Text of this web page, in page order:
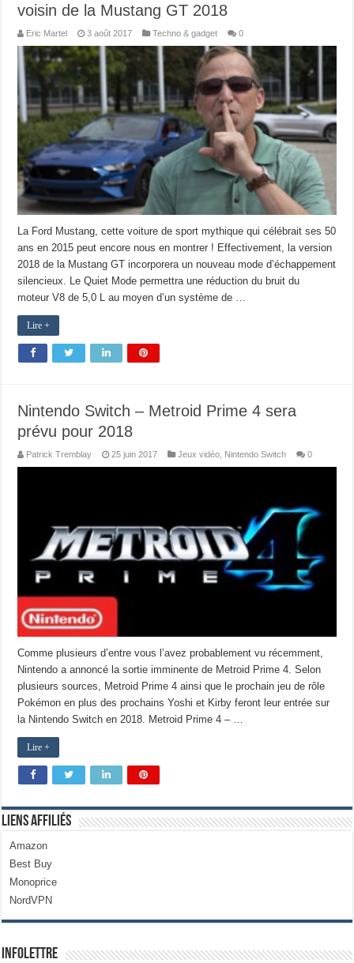
voisin de la Mustang GT 2018
Eric Martel 3 août 2017 Techno & gadget 0
La Ford Mustang, cette voiture de sport mythique qui célébrait ses 50
ans en 2015 peut encore nous en montrer ! Effectivement, la version
2018 de la Mustang GT incorporera un nouveau mode d’échappement
silencieux. Le Quiet Mode permettra une réduction du bruit du
moteur V8 de 5,0 L au moyen d’un système de …
Lire +
Nintendo Switch – Metroid Prime 4 sera
prévu pour 2018
Patrick Tremblay 25 juin 2017 Jeux vidéo, Nintendo Switch 0
Comme plusieurs d’entre vous l’avez probablement vu récemment,
Nintendo a annoncé la sortie imminente de Metroid Prime 4. Selon
plusieurs sources, Metroid Prime 4 ainsi que le prochain jeu de rôle
Pokémon en plus des prochains Yoshi et Kirby feront leur entrée sur
la Nintendo Switch en 2018. Metroid Prime 4 – …
Lire +
Liens Affiliés
Amazon
Best Buy
Monoprice
NordVPN
Infolettre